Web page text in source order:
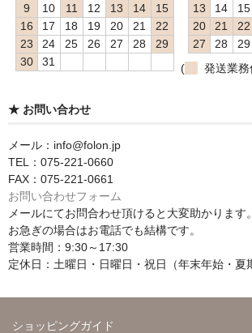
9
10 11 12 13 14
15
16
17 18 19 20 21
22
23
24 25 26 27 28
29
30
31
13
14 15
20
21 22
27
28 29
(
発送業務
★ お問い合わせ
メール：info@folon.jp
TEL：075-221-0660
FAX：075-221-0661
お問い合わせフォーム
メールにてお問合わせ頂けると大変助かります。
お急ぎの場合はお電話でも結構です。
営業時間：9:30～17:30
定休日：土曜日・日曜日・祝日（年末年始・夏
ショッピングガイド